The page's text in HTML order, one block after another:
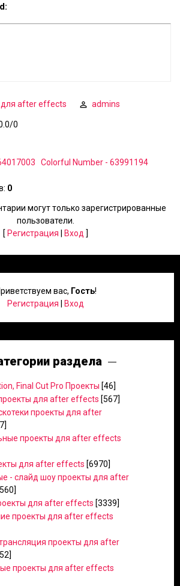
для after effects admins
/0
Colorful Number - 63991194
: 0
могут только зарегистрированные
пользователи.
[ Регистрация Вход ]
вас, Гость!
Регистрация
Вход
раздела
Final Cut Pro Проекты [46]
для after effects [567]
проекты для after
проекты для after effects
для after effects [6970]
- слайд шоу проекты для after
для after effects [3339]
проекты для after effects
проекты для after
проекты для after effects